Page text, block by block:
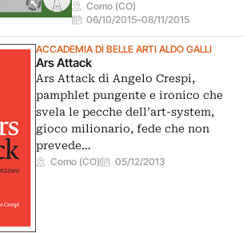
Como (CO)
06/10/2015–08/11/2015
ACCADEMIA DI BELLE ARTI ALDO GALLI
Ars Attack
Ars Attack di Angelo Crespi,
pamphlet pungente e ironico che
svela le pecche dell’art-system,
gioco milionario, fede che non
prevede…
Como (CO) 05/12/2013